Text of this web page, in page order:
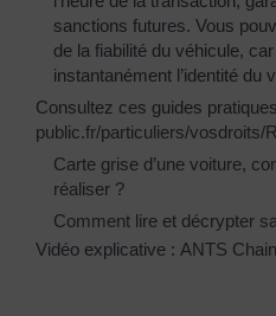
sanctions futures. Vous
de la fiabilité du véhicule,
instantanément l’identité du
Consultez ces guides
public.fr/particuliers/vosdroits/
Carte grise d’une voiture,
réaliser ?
Comment lire et décrypter
Vidéo explicative : ANTS